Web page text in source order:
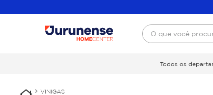
O que você
Todos os
VINIGAS